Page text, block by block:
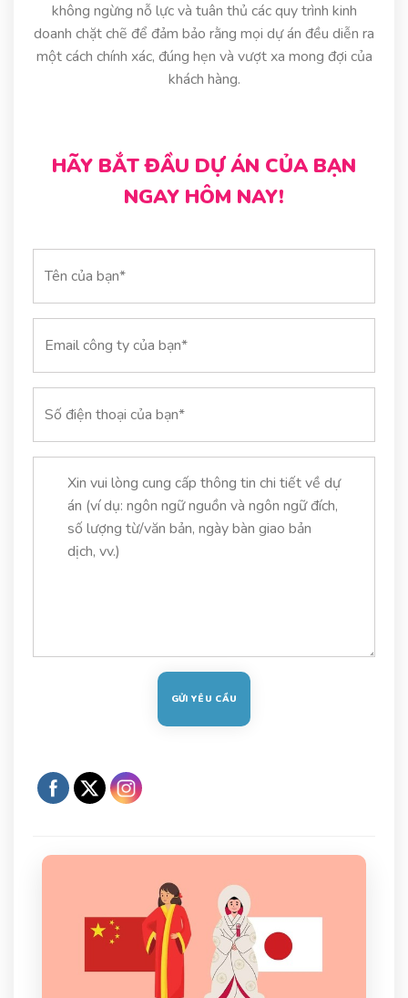
không ngừng nỗ lực và tuân thủ các quy trình kinh
doanh chặt chẽ để đảm bảo rằng mọi dự án đều diễn ra
một cách chính xác, đúng hẹn và vượt xa mong đợi của
khách hàng.
HÃY BẮT ĐẦU DỰ ÁN CỦA BẠN
NGAY HÔM NAY!